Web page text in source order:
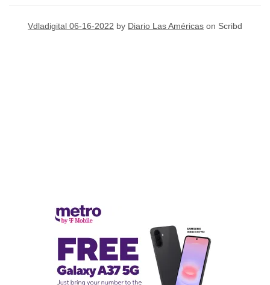
Vdladigital 06-16-2022 by Diario Las Américas on Scribd